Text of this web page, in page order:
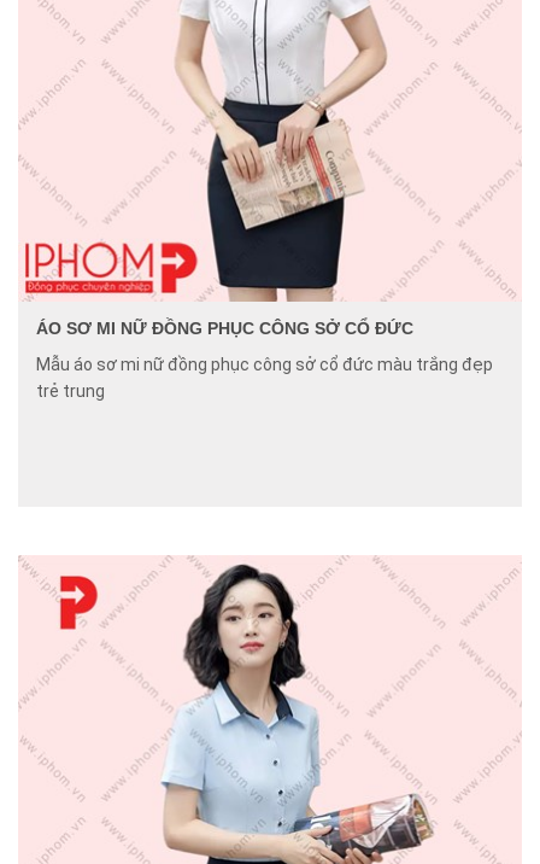
ÁO SƠ MI NỮ ĐỒNG PHỤC CÔNG SỞ CỔ ĐỨC
Mẫu áo sơ mi nữ đồng phục công sở cổ đức màu trắng đẹp
trẻ trung